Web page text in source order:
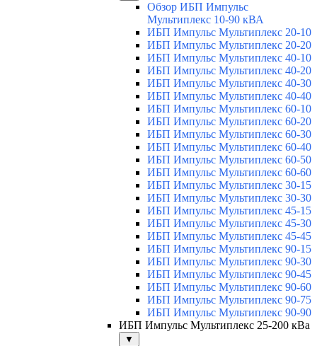
Обзор ИБП Импульс
Мультиплекс 10-90 кВА
ИБП Импульс Мультиплекс 20-10
ИБП Импульс Мультиплекс 20-20
ИБП Импульс Мультиплекс 40-10
ИБП Импульс Мультиплекс 40-20
ИБП Импульс Мультиплекс 40-30
ИБП Импульс Мультиплекс 40-40
ИБП Импульс Мультиплекс 60-10
ИБП Импульс Мультиплекс 60-20
ИБП Импульс Мультиплекс 60-30
ИБП Импульс Мультиплекс 60-40
ИБП Импульс Мультиплекс 60-50
ИБП Импульс Мультиплекс 60-60
ИБП Импульс Мультиплекс 30-15
ИБП Импульс Мультиплекс 30-30
ИБП Импульс Мультиплекс 45-15
ИБП Импульс Мультиплекс 45-30
ИБП Импульс Мультиплекс 45-45
ИБП Импульс Мультиплекс 90-15
ИБП Импульс Мультиплекс 90-30
ИБП Импульс Мультиплекс 90-45
ИБП Импульс Мультиплекс 90-60
ИБП Импульс Мультиплекс 90-75
ИБП Импульс Мультиплекс 90-90
ИБП Импульс Мультиплекс 25-200 кВа
▼